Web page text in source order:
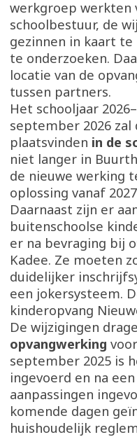
werkgroep werkten
schoolbestuur, de
gezinnen in kaart
te onderzoeken.
locatie van de
tussen partners.
Het schooljaar
september 2026
plaatsvinden in de
niet langer in
de nieuwe werking
oplossing vanaf
Daarnaast zijn er
buitenschoolse
er na bevraging bij
Kadee. Ze moeten
duidelijker
een jokersysteem.
kinderopvang
De wijzigingen
opvangwerking
september 2025 is
ingevoerd en na
aanpassingen
komende dagen
huishoudelijk